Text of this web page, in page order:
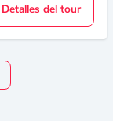
Detalles del tour